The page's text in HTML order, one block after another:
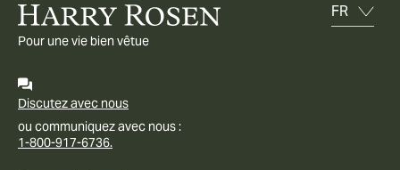
Pour une vie bien vêtue
Discutez avec nous
ou communiquez avec nous :
1-800-917-6736.